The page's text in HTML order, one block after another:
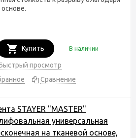
Купить В наличии
просмотр
Сравнение
STAYER "MASTER"
универсальная
на тканевой основе,